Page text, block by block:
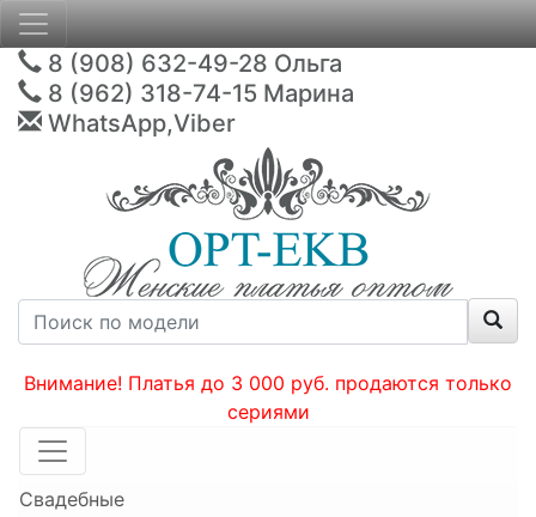
8 (908) 632-49-28 Ольга
8 (962) 318-74-15 Марина
WhatsApp,Viber
Внимание! Платья до 3 000 руб. продаются только
сериями
Свадебные